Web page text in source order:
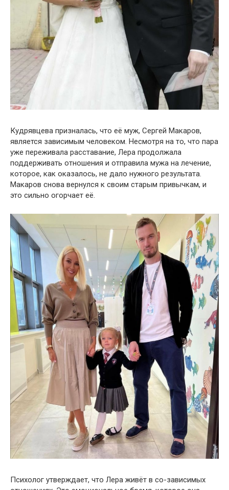
Кудрявцева призналась, что её муж, Сергей Макаров,
является зависимым человеком. Несмотря на то, что пара
уже переживала расставание, Лера продолжала
поддерживать отношения и отправила мужа на лечение,
которое, как оказалось, не дало нужного результата.
Макаров снова вернулся к своим старым привычкам, и
это сильно огорчает её.
Психолог утверждает, что Лера живёт в со-зависимых